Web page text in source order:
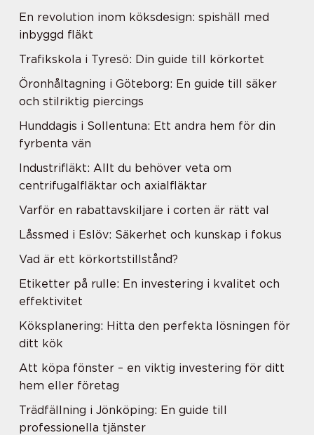
En revolution inom köksdesign: spishäll med
inbyggd fläkt
Trafikskola i Tyresö: Din guide till körkortet
Öronhåltagning i Göteborg: En guide till säker
och stilriktig piercings
Hunddagis i Sollentuna: Ett andra hem för din
fyrbenta vän
Industrifläkt: Allt du behöver veta om
centrifugalfläktar och axialfläktar
Varför en rabattavskiljare i corten är rätt val
Låssmed i Eslöv: Säkerhet och kunskap i fokus
Vad är ett körkortstillstånd?
Etiketter på rulle: En investering i kvalitet och
effektivitet
Köksplanering: Hitta den perfekta lösningen för
ditt kök
Att köpa fönster – en viktig investering för ditt
hem eller företag
Trädfällning i Jönköping: En guide till
professionella tjänster